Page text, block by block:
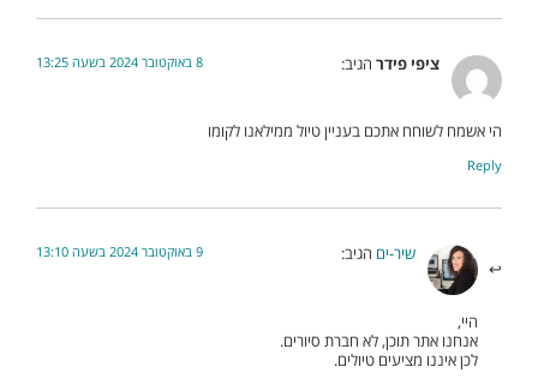
ציפי פידר הגיב:
הי אשמח לשוחח אתכם בעניין טיול ממילאנו לקומו
Reply
שיר-ים הגיב:
היי,
אנחנו אתר תוכן, לא חברת סיורים.
לכן איננו מציעים טיולים.